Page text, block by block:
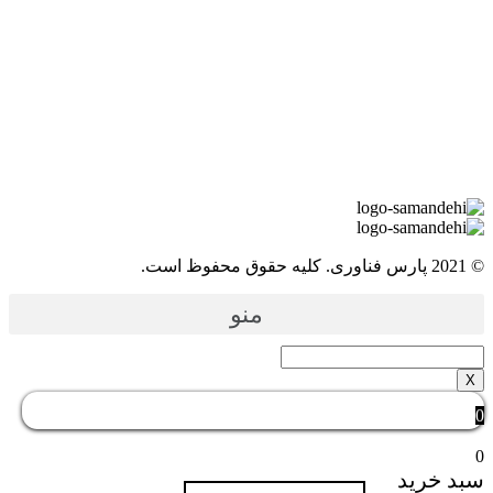
کلیه حقوق محفوظ است.
منو
خرید